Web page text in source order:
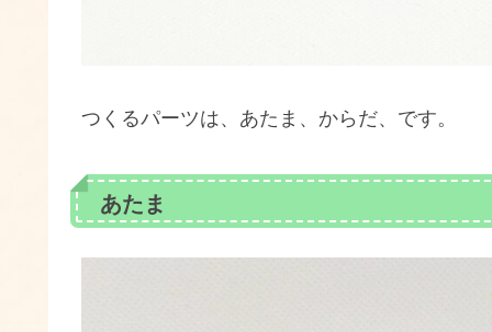
つくるパーツは、あたま、からだ、です。
あたま